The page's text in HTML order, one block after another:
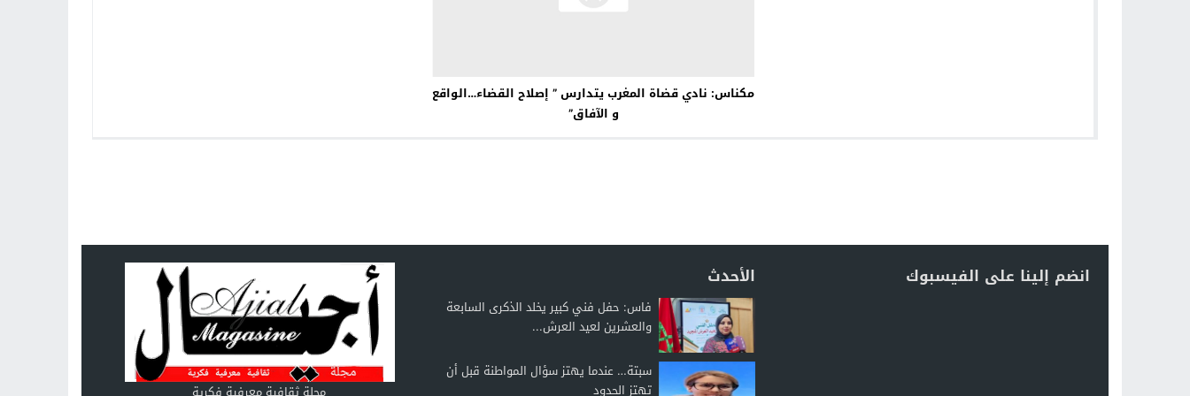
مكناس: نادي قضاة المغرب يتدارس ” إصلاح القضاء…الواقع
و الآفاق”
انضم إلينا على الفيسبوك الأحدث
فاس: حفل فني كبير يخلد الذكرى السابعة
والعشرين لعيد العرش...
سبتة… عندما يهتز سؤال المواطنة قبل أن
تهتز الحدود